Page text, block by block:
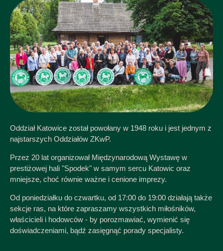
Oddział Katowice został powołany w 1948 roku i jest jednym z
najstarszych Oddziałów ZKwP.
Przez 20 lat organizował Międzynarodową Wystawę w
prestiżowej hali "Spodek" w samym sercu Katowic oraz
mniejsze, choć równie ważne i cenione imprezy.
Od poniedziałku do czwartku, od 17:00 do 19:00 działają także
sekcje ras, na które zapraszamy wszystkich miłośników,
właścicieli i hodowców - by porozmawiać, wymienić się
doświadczeniami, bądź zasięgnąć porady specjalisty.